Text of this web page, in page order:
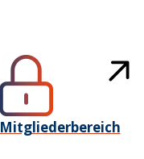
Mitgliederbereich